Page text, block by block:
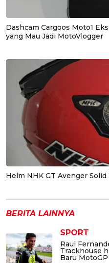
Dashcam Cargoos Moto1
yang Mau Jadi MotoVlogger
Helm NHK GT Avenger
BERITA LAINNYA
SPORT
Raul
Trackhouse
Baru MotoGP